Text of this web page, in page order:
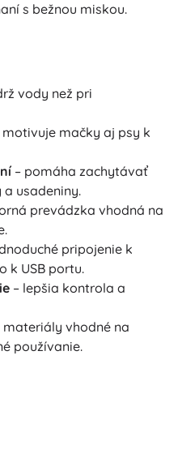
s bežnou miskou.
vody než pri
motivuje mačky aj psy k
– pomáha zachytávať
usadeniny.
prevádzka vhodná na
pripojenie k
k USB portu.
– lepšia kontrola a
materiály vhodné na
používanie.